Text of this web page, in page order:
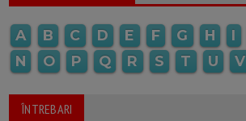
A B C D E F G H I
N
O P Q R S T U V
ÎNTREBARI